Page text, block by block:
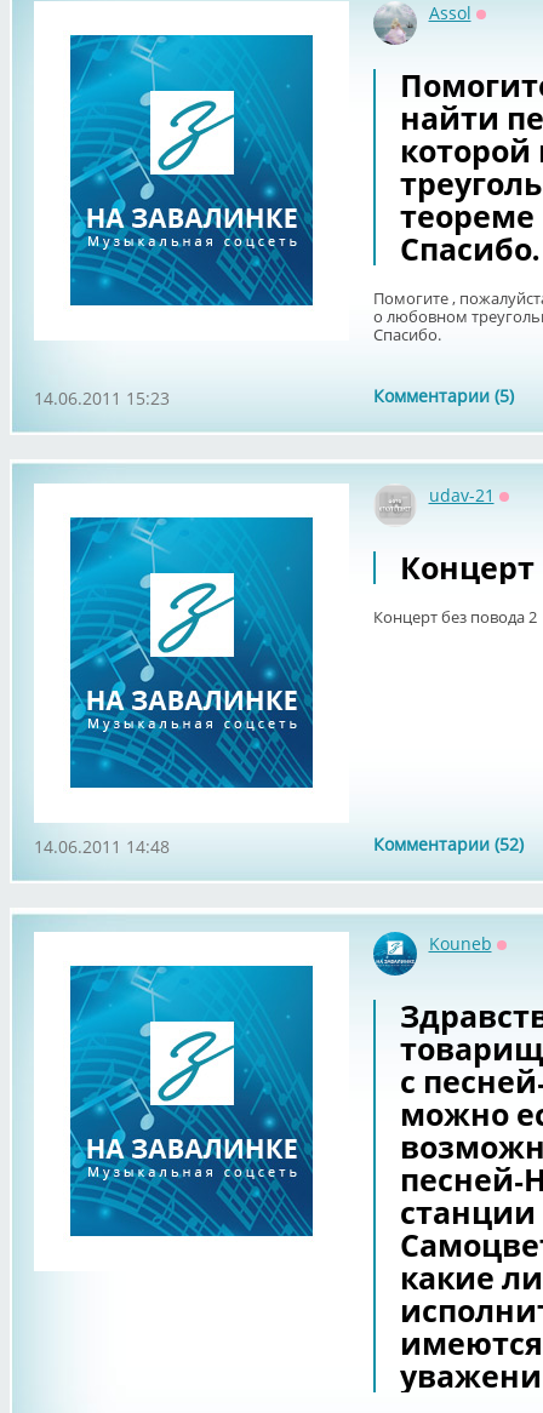
Assol
найти
Спасибо.
Помогите ,
о любовном
Спасибо.
Комментарии (5)
14.06.2011 15:23
udav-21
Концерт
Концерт без повода 2
Комментарии (52)
14.06.2011 14:48
Kouneb
с
можно
песней-
какие